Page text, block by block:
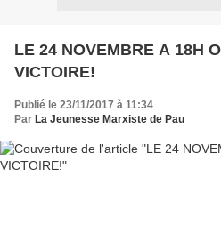
LE 24 NOVEMBRE A 18H
VICTOIRE!
Publié le 23/11/2017 à 11:34
Par La Jeunesse Marxiste de Pau